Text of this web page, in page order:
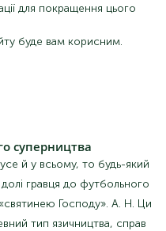
для покращення цього
буде вам корисним.
суперництва
й у всьому, то будь-який
гравця до футбольного
Господу». А. Н. Ци
тип язичництва, справ